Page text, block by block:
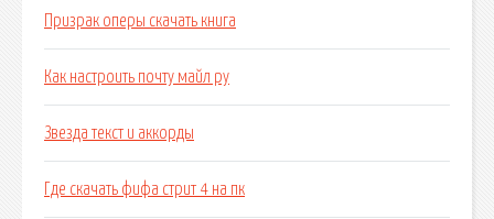
Призрак оперы скачать книга
Как настроить почту майл ру
Звезда текст и аккорды
Где скачать фифа стрит 4 на пк